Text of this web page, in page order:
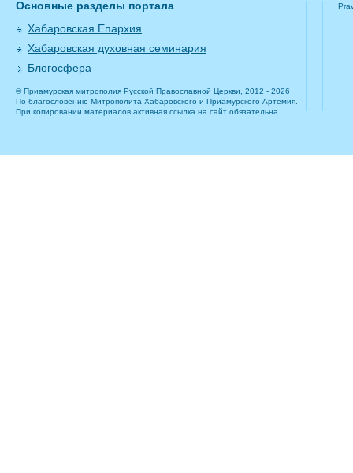
Основные разделы портала
Хабаровская Епархия
Хабаровская духовная семинария
Блогосфера
© Приамурская митрополия Русской Православной Церкви, 2012 - 2026
По благословению Митрополита Хабаровского и Приамурского Артемия.
При копировании материалов активная ссылка на сайт обязательна.